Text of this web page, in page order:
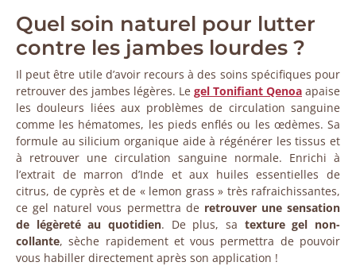
Quel soin naturel pour lutter
contre les jambes lourdes ?
Il peut être utile d’avoir recours à des soins spécifiques pour
retrouver des jambes légères. Le gel Tonifiant Qenoa apaise
les douleurs liées aux problèmes de circulation sanguine
comme les hématomes, les pieds enflés ou les œdèmes. Sa
formule au silicium organique aide à régénérer les tissus et
à retrouver une circulation sanguine normale. Enrichi à
l’extrait de marron d’Inde et aux huiles essentielles de
citrus, de cyprès et de « lemon grass » très rafraichissantes,
ce gel naturel vous permettra de retrouver une sensation
de légèreté au quotidien. De plus, sa texture gel non-
collante, sèche rapidement et vous permettra de pouvoir
vous habiller directement après son application !